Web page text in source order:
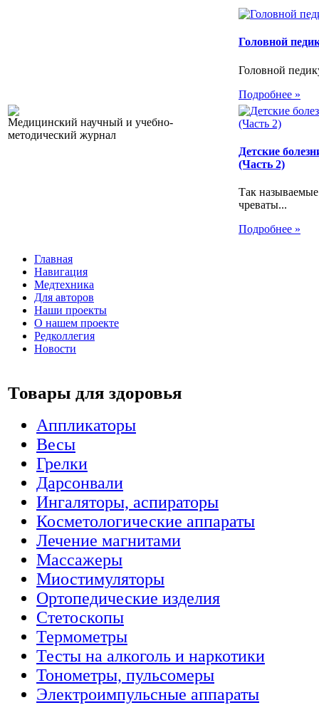
Медицинский научный и учебно-
методический журнал
Головной
Головной
Подробнее »
Детские
(Часть 2)
Так
чреваты...
Подробнее »
Главная
Навигация
Медтехника
Для авторов
Наши проекты
О нашем проекте
Редколлегия
Новости
Товары для здоровья
Аппликаторы
Весы
Грелки
Дарсонвали
Ингаляторы, аспираторы
Косметологические аппараты
Лечение магнитами
Массажеры
Миостимуляторы
Ортопедические изделия
Стетоскопы
Термометры
Тесты на алкоголь и наркотики
Тонометры, пульсомеры
Электроимпульсные аппараты